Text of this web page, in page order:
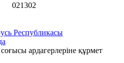
021302
Республикасы